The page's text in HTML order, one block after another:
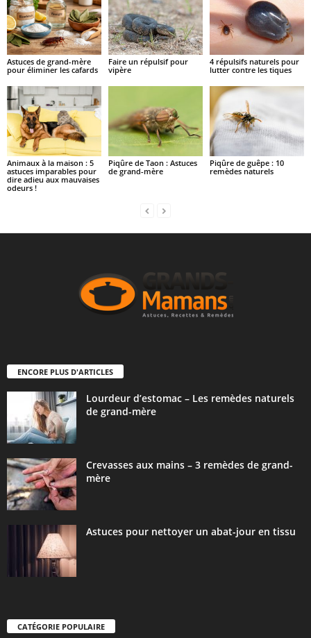
Astuces de grand-mère
pour éliminer les cafards
Faire un répulsif pour
vipère
4 répulsifs naturels pour
lutter contre les tiques
Animaux à la maison : 5
astuces imparables pour
dire adieu aux mauvaises
odeurs !
Piqûre de Taon : Astuces
de grand-mère
Piqûre de guêpe : 10
remèdes naturels
ENCORE PLUS D'ARTICLES
Lourdeur d’estomac – Les remèdes naturels
de grand-mère
Crevasses aux mains – 3 remèdes de grand-
mère
Astuces pour nettoyer un abat-jour en tissu
CATÉGORIE POPULAIRE